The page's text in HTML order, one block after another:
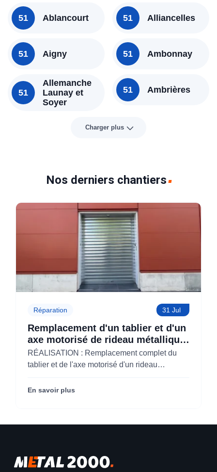
51 Ablancourt
51 Aigny
51
Allemanche
Launay et
Soyer
51 Alliancelles
51 Ambonnay
51 Ambrières
Charger plus
Nos derniers chantiers
Réparation 31 Jul
Remplacement d'un tablier et d'un
axe motorisé de rideau métallique
pour M'CHADAL (Optical Center)
(95)
RÉALISATION : Remplacement complet du
tablier et de l'axe motorisé d'un rideau
Center) (95290).
En savoir plus